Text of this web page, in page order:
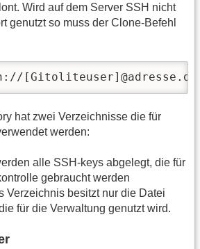
Wird auf dem Server SSH nicht
genutzt so muss der Clone-Befehl
hat zwei Verzeichnisse die für
werden:
alle SSH-keys abgelegt, die für
gebraucht werden
Verzeichnis besitzt nur die Datei
für die Verwaltung genutzt wird.